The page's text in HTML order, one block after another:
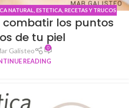
NATURAL ESTETICA RECETAS Y TRUCOS
,RUTINAS DE BELLEZAlos puntos
de tu piel
Galisteo 0
READING